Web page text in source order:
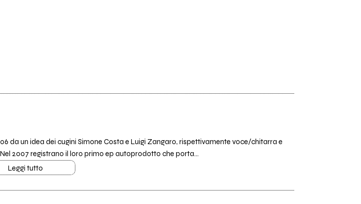
da un idea dei cugini Simone Costa e Luigi Zangaro, rispettivamente voce/chitarra e
2007 registrano il loro primo ep autoprodotto che porta...
Leggi tutto